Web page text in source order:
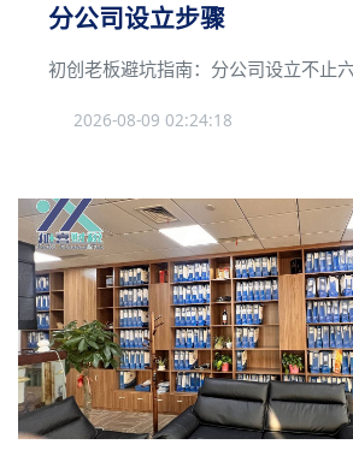
分公司设立步骤
初创老板避坑指南：分公司设立不止
2026-08-09 02:24:18